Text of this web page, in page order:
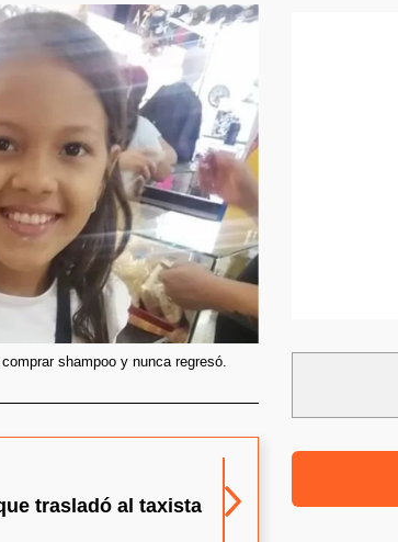
shampoo y nunca regresó.
trasladó al taxista